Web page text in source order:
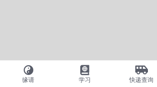
缘请 学习 快递查询